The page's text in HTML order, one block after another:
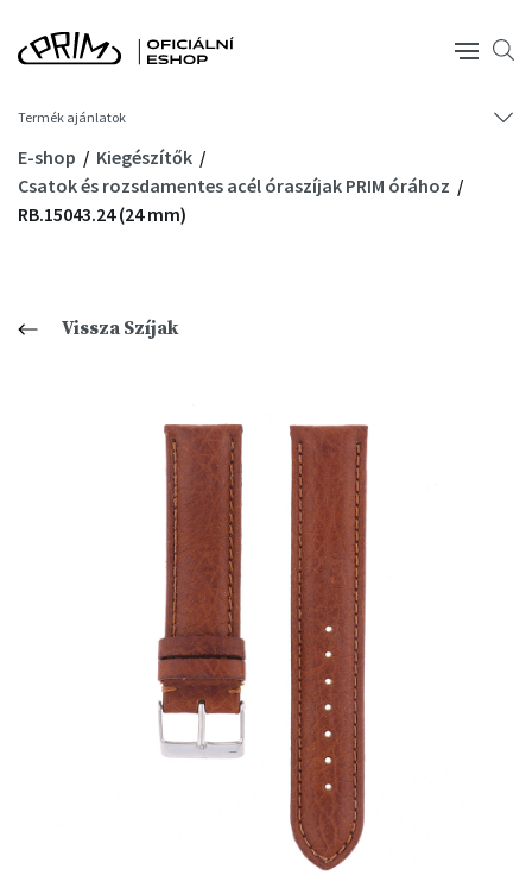
Termék ajánlatok
E-shop
Kiegészítők
Csatok és rozsdamentes acél óraszíjak PRIM órához
RB.15043.24 (24 mm)
Vissza Szíjak